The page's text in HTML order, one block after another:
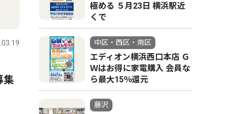
集
極める ５月23日 横浜駅近
くで
中区・西区・南区
エディオン横浜西口本店 Ｇ
Ｗはお得に家電購入 会員な
ら最大15％還元
藤沢